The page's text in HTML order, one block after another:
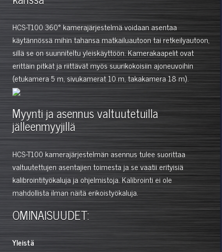
HCS-T100 360° kamerajärjestelmä voidaan asentaa
käytännössä mihin tahansa matkailuautoon tai retkeilyautoon,
sillä se on suunniteltu yleiskäyttöön. Kamerakaapelit ovat
erittäin pitkät ja riittävät myös suurikokoisiin ajoneuvoihin
(etukamera 5 m, sivukamerat 10 m, takakamera 18 m).
Myynti ja asennus valtuutetuilla
jälleenmyyjillä
HCS-T100 kamerajärjestelmän asennus tulee suorittaa
valtuutettujen asentajien toimesta ja se vaatii erityisiä
kalibrointityökaluja ja ohjelmistoja. Kalibrointi ei ole
mahdollista ilman näitä erikoistyökaluja.
OMINAISUUDET:
Yleistä